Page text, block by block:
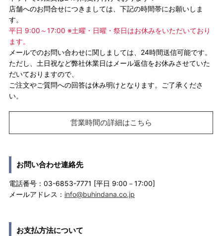
店舗へのお問合せにつきましては、下記の時間帯にお願いしま
す。
平日 9:00～17:00 ※土曜・日曜・祭日はお休みをいただいており
ます。
メールでのお問い合わせに関しましては、24時間送信可能です。
ただし、土日祝など弊社休業日はメール返信をお休みさせていた
だいておりますので、
ご注文やご質問への回答は休み明けとなります。ご了承くださ
い。
営業時間の詳細はこちら
お問い合わせ連絡先
電話番号：03-6853-7771 [平日 9:00－17:00]
メールアドレス： info@buhindana.co.jp
お支払方法について